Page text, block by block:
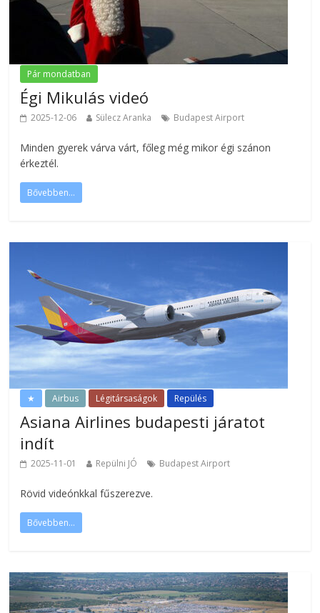
Pár mondatban
Égi Mikulás videó
2025-12-06 Sülecz Aranka Budapest Airport
Minden gyerek várva várt, főleg még mikor égi szánon
érkeztél.
Bővebben...
★ Airbus Légitársaságok Repülés
Asiana Airlines budapesti járatot
indít
2025-11-01 Repülni JÓ Budapest Airport
Rövid videónkkal fűszerezve.
Bővebben...